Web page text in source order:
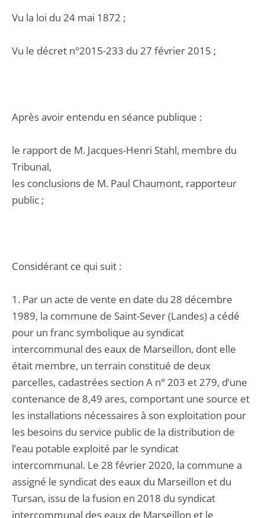
Vu la loi du 24 mai 1872 ;
Vu le décret n°2015-233 du 27 février 2015 ;
Après avoir entendu en séance publique :
le rapport de M. Jacques-Henri Stahl, membre du
Tribunal,
les conclusions de M. Paul Chaumont, rapporteur
public ;
Considérant ce qui suit :
1. Par un acte de vente en date du 28 décembre
1989, la commune de Saint-Sever (Landes) a cédé
pour un franc symbolique au syndicat
intercommunal des eaux de Marseillon, dont elle
était membre, un terrain constitué de deux
parcelles, cadastrées section A n° 203 et 279, d’une
contenance de 8,49 ares, comportant une source et
les installations nécessaires à son exploitation pour
les besoins du service public de la distribution de
l’eau potable exploité par le syndicat
intercommunal. Le 28 février 2020, la commune a
assigné le syndicat des eaux du Marseillon et du
Tursan, issu de la fusion en 2018 du syndicat
intercommunal des eaux de Marseillon et le